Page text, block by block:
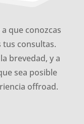
que conozcas
tus consultas.
brevedad, y a
sea posible
offroad.